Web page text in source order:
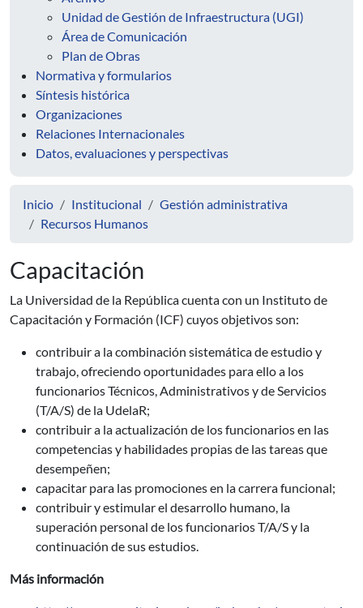
Unidad de Gestión de Infraestructura (UGI)
Área de Comunicación
Plan de Obras
Normativa y formularios
Síntesis histórica
Organizaciones
Relaciones Internacionales
Datos, evaluaciones y perspectivas
Inicio Institucional
Gestión administrativa
Recursos Humanos
Capacitación
La Universidad de la República cuenta con un Instituto de
Capacitación y Formación (ICF) cuyos objetivos son:
contribuir a la combinación sistemática de estudio y
trabajo, ofreciendo oportunidades para ello a los
funcionarios Técnicos, Administrativos y de Servicios
(T/A/S) de la UdelaR;
contribuir a la actualización de los funcionarios en las
competencias y habilidades propias de las tareas que
desempeñen;
capacitar para las promociones en la carrera funcional;
contribuir y estimular el desarrollo humano, la
superación personal de los funcionarios T/A/S y la
continuación de sus estudios.
Más información